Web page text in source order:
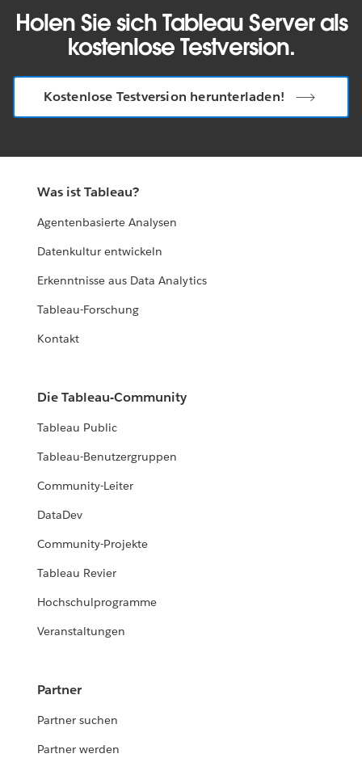
Holen Sie sich Tableau Server als
kostenlose Testversion.
Kostenlose Testversion herunterladen!
Was ist Tableau?
Agentenbasierte Analysen
Datenkultur entwickeln
Erkenntnisse aus Data Analytics
Tableau-Forschung
Kontakt
Die Tableau-Community
Tableau Public
Tableau-Benutzergruppen
Community-Leiter
DataDev
Community-Projekte
Tableau Revier
Hochschulprogramme
Veranstaltungen
Partner
Partner suchen
Partner werden